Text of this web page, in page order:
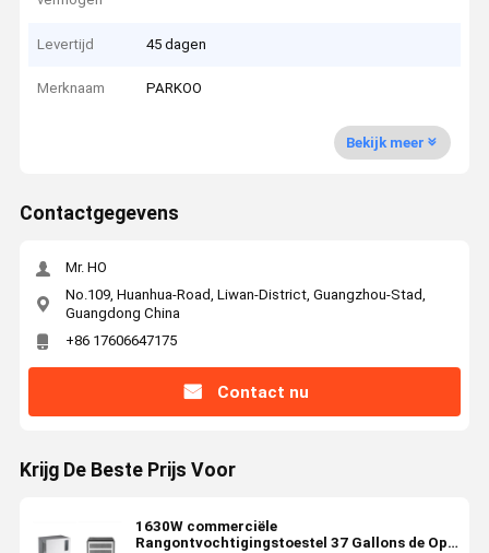
Levertijd 45 dagen
Merknaam PARKOO
Bekijk meer
Contactgegevens
Mr. HO
No.109, Huanhua-Road, Liwan-District, Guangzhou-Stad,
Guangdong China
+86 17606647175
Contact nu
Krijg De Beste Prijs Voor
1630W commerciële
Rangontvochtigingstoestel 37 Gallons de Op